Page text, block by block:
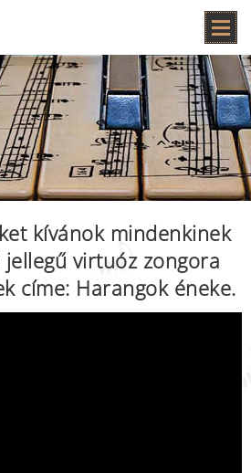
kívánok mindenkinek
jellegű virtuóz zongora
címe: Harangok éneke.